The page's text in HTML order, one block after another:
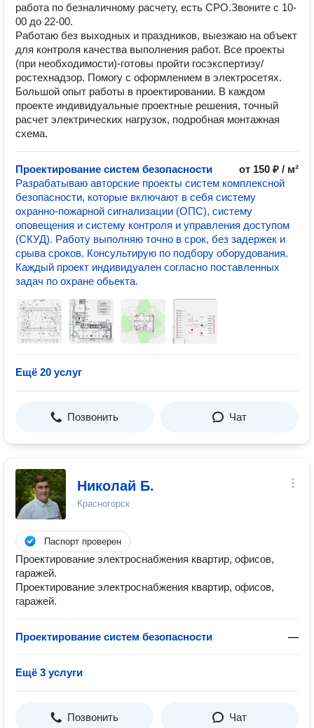
работа по безналичному расчету, есть СРО.Звоните с 10-
00 до 22-00.
Работаю без выходных и праздников, выезжаю на объект
для контроля качества выполнения работ. Все проекты
(при необходимости)-готовы пройти госэкспертизу/
ростехнадзор. Помогу с оформлением в электросетях.
Большой опыт работы в проектировании. В каждом
проекте индивидуальные проектные решения, точный
расчет электрических нагрузок, подробная монтажная
схема.
Проектирование систем безопасности
от 150 ₽ / м²
Разрабатываю авторские проекты систем комплексной
безопасности, которые включают в себя систему
охранно-пожарной сигнализации (ОПС), систему
оповещения и систему контроля и управления доступом
(СКУД). Работу выполняю точно в срок, без задержек и
срыва сроков. Консультирую по подбору оборудования.
Каждый проект индивидуален согласно поставленных
задач по охране обьекта.
Ещё 20 услуг
Позвонить Чат
Николай Б.
Красногорск
Паспорт проверен
Проектирование электроснабжения квартир, офисов,
гаражей.
Проектирование электроснабжения квартир, офисов,
гаражей.
Проектирование систем безопасности —
Ещё 3 услуги
Позвонить Чат